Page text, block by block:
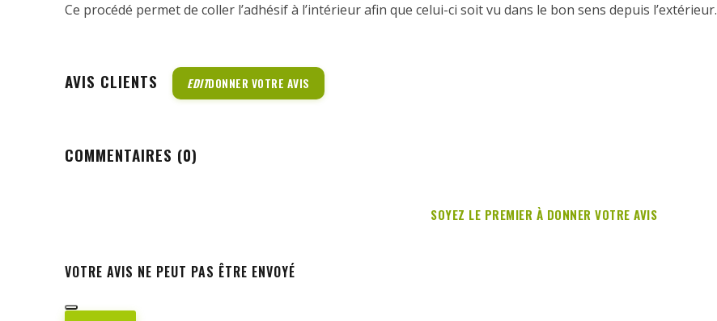
Ce procédé permet de coller l’adhésif à l’intérieur afin que celui-ci soit vu dans le bon sens depuis l’extérieur.
AVIS CLIENTS EDITDONNER VOTRE AVIS
COMMENTAIRES (0)
SOYEZ LE PREMIER À DONNER VOTRE AVIS
VOTRE AVIS NE PEUT PAS ÊTRE ENVOYÉ